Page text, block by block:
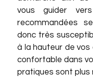
vous guider
recommandées
donc très
à la hauteur de
confortable dans
pratiques sont plus